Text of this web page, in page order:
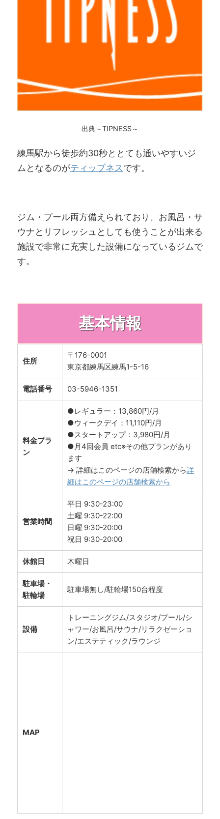
出典～TIPNESS～
練馬駅から徒歩約30秒ととても通いやすいジ
ムとなるのがティップネスです。
ジム・プール両方備えられており、お風呂・サ
ウナとリフレッシュとしても使うことが出来る
施設で非常に充実した設備になっているジムで
す。
基本情報
住所
〒176-0001
東京都練馬区練馬1-5-16
電話番号 03-5946-1351
料金プラ
ン
●レギュラー：13,860円/月
●ウィークデイ：11,110円/月
●スタートアップ：3,980円/月
●月4回会員 etc※その他プランがあり
ます
→ 詳細はこのページの店舗検索から詳
細はこのページの店舗検索から
営業時間
平日 9:30-23:00
土曜 9:30-22:00
日曜 9:30-20:00
祝日 9:30-20:00
休館日 木曜日
駐車場・
駐輪場
駐車場無し/駐輪場150台程度
設備
トレーニングジム/スタジオ/プール/シ
ャワー/お風呂/サウナ/リラクゼーショ
ン/エステティック/ラウンジ
MAP